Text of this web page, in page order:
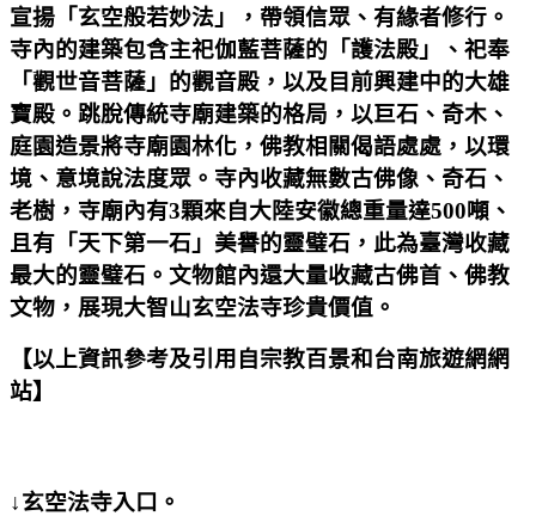
宣揚「玄空般若妙法」，帶領信眾、有緣者修行。
寺內的建築包含主祀伽藍菩薩的「護法殿」、祀奉
「觀世音菩薩」的觀音殿，以及目前興建中的大雄
寶殿。跳脫傳統寺廟建築的格局，以巨石、奇木、
庭園造景將寺廟園林化，佛教相關偈語處處，以環
境、意境說法度眾。寺內收藏無數古佛像、奇石、
老樹，寺廟內有3顆來自大陸安徽總重量達500噸、
且有「天下第一石」美譽的靈璧石，此為臺灣收藏
最大的靈璧石。文物館內還大量收藏古佛首、佛教
文物，展現大智山玄空法寺珍貴價值。
【以上資訊參考及引用自宗教百景和台南旅遊網網
站】
↓玄空法寺入口。